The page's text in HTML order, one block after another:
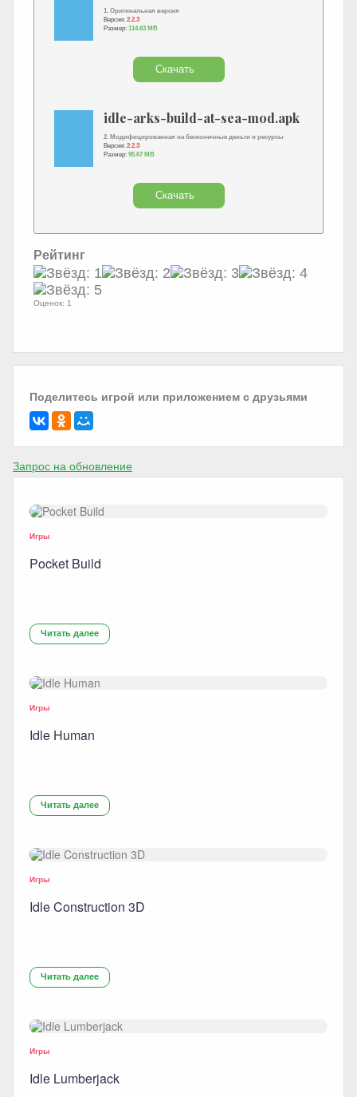
1. Оригинальная версия
Версия: 2.2.3
Размер: 114.63 MB
Скачать
idle-arks-build-at-sea-mod.apk
2. Модифицированная на бесконечные деньги и ресурсы
Версия: 2.2.3
Размер: 95.67 MB
Скачать
Рейтинг
Оценок: 1
Поделитесь игрой или приложением с друзьями
Запрос на обновление
Игры
Pocket Build
Читать далее
Игры
Idle Human
Читать далее
Игры
Idle Construction 3D
Читать далее
Игры
Idle Lumberjack